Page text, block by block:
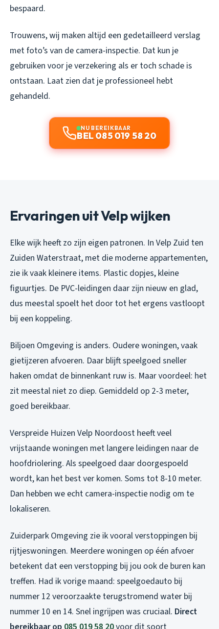
bespaard.
Trouwens, wij maken altijd een gedetailleerd verslag
met foto’s van de camera-inspectie. Dat kun je
gebruiken voor je verzekering als er toch schade is
ontstaan. Laat zien dat je professioneel hebt
gehandeld.
NU BEREIKBAAR
BEL 085 019 58 20
Ervaringen uit Velp wijken
Elke wijk heeft zo zijn eigen patronen. In Velp Zuid ten
Zuiden Waterstraat, met die moderne appartementen,
zie ik vaak kleinere items. Plastic dopjes, kleine
figuurtjes. De PVC-leidingen daar zijn nieuw en glad,
dus meestal spoelt het door tot het ergens vastloopt
bij een koppeling.
Biljoen Omgeving is anders. Oudere woningen, vaak
gietijzeren afvoeren. Daar blijft speelgoed sneller
haken omdat de binnenkant ruw is. Maar voordeel: het
zit meestal niet zo diep. Gemiddeld op 2-3 meter,
goed bereikbaar.
Verspreide Huizen Velp Noordoost heeft veel
vrijstaande woningen met langere leidingen naar de
hoofdriolering. Als speelgoed daar doorgespoeld
wordt, kan het best ver komen. Soms tot 8-10 meter.
Dan hebben we echt camera-inspectie nodig om te
lokaliseren.
Zuiderpark Omgeving zie ik vooral verstoppingen bij
rijtjeswoningen. Meerdere woningen op één afvoer
betekent dat een verstopping bij jou ook de buren kan
treffen. Had ik vorige maand: speelgoedauto bij
nummer 12 veroorzaakte terugstromend water bij
nummer 10 en 14. Snel ingrijpen was cruciaal. Direct